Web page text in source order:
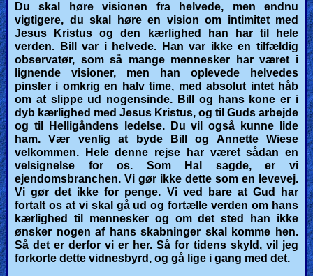
Testimonies
Evangelism
Documentaries
Islam
Other
Du skal høre visionen fra helvede, men endnu
vigtigere, du skal høre en vision om intimitet med
Jesus Kristus og den kærlighed han har til hele
verden.
Bill var i helvede.
Han var ikke en tilfældig
observatør, som så mange mennesker har været i
lignende visioner, men han oplevede helvedes
pinsler i omkrig en halv time, med absolut intet håb
om at slippe ud nogensinde. Bill og hans kone er i
dyb kærlighed med Jesus Kristus, og til Guds arbejde
og til Helligåndens ledelse.
Du vil også kunne lide
ham. Vær venlig at byde Bill og Annette Wiese
velkommen.
Hele denne rejse har været sådan en
velsignelse for os. Som Hal sagde, er vi
ejendomsbranchen. Vi gør ikke dette som en levevej.
Vi gør det ikke for penge. Vi ved bare at Gud har
fortalt os at vi skal gå ud og fortælle verden om hans
kærlighed til mennesker og om det sted han ikke
ønsker nogen af hans skabninger skal komme hen.
Så det er derfor vi er her. Så for tidens skyld, vil jeg
forkorte dette vidnesbyrd, og gå lige i gang med det.